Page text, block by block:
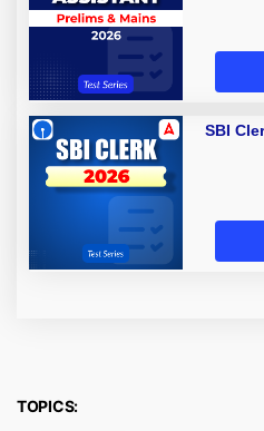
SBI
TOPICS: